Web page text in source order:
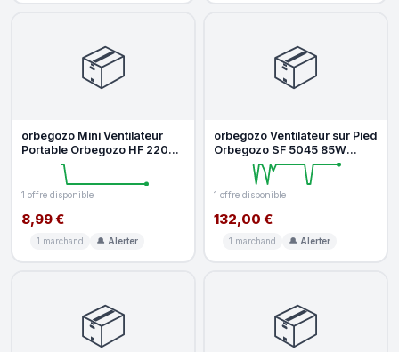
📦
orbegozo Mini Ventilateur
Portable Orbegozo HF 2200 3
Vitesses Batterie 1200mAh
1 offre disponible
8,99 €
1 marchand 🔔 Alerter
📦
orbegozo Ventilateur sur Pied
Orbegozo SF 5045 85W
45cm 11 Vitesses 18 Pales Tél
1 offre disponible
132,00 €
1 marchand 🔔 Alerter
📦 📦